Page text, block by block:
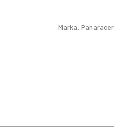
Marka: Panaracer